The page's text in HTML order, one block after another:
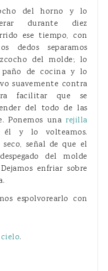
del horno y lo
durante diez
ese tiempo, con
dedos separamos
del molde; lo
de cocina y lo
suavemente contra
facilitar que se
del todo de las
Ponemos una rejilla
él y lo volteamos.
señal de que el
del molde
enfriar sobre
espolvorearlo con
.